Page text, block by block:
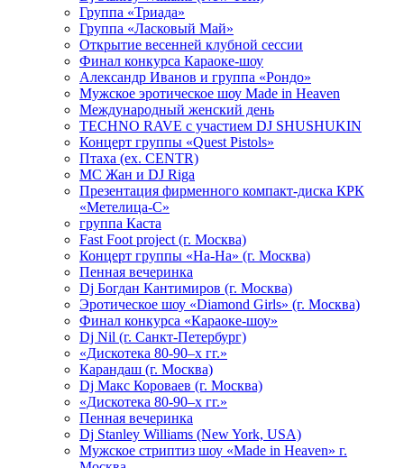
Группа «Триада»
Группа «Ласковый Май»
Открытие весенней клубной сессии
Финал конкурса Караоке-шоу
Александр Иванов и группа «Рондо»
Мужское эротическое шоу Made in Heaven
Международный женский день
TECHNO RAVE с участием DJ SHUSHUKIN
Концерт группы «Quest Pistols»
Птаха (ex. CENTR)
МС Жан и DJ Riga
Презентация фирменного компакт-диска КРК
«Метелица-С»
группа Каста
Fast Foot project (г. Москва)
Концерт группы «На-На» (г. Москва)
Пенная вечеринка
Dj Богдан Кантимиров (г. Москва)
Эротическое шоу «Diamond Girls» (г. Москва)
Финал конкурса «Караоке-шоу»
Dj Nil (г. Санкт-Петербург)
«Дискотека 80-90–х гг.»
Карандаш (г. Москва)
Dj Макс Короваев (г. Москва)
«Дискотека 80-90–х гг.»
Пенная вечеринка
Dj Stanley Williams (New York, USA)
Мужское стриптиз шоу «Made in Heaven» г.